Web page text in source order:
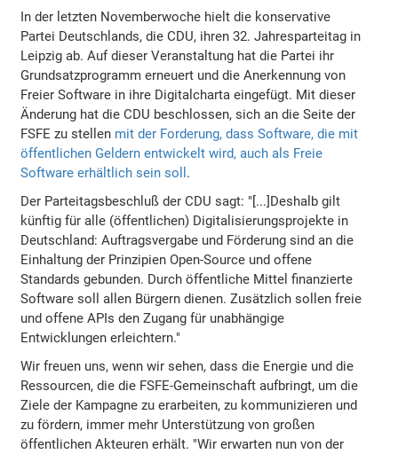
In der letzten Novemberwoche hielt die konservative
Partei Deutschlands, die CDU, ihren 32. Jahresparteitag in
Leipzig ab. Auf dieser Veranstaltung hat die Partei ihr
Grundsatzprogramm erneuert und die Anerkennung von
Freier Software in ihre Digitalcharta eingefügt. Mit dieser
Änderung hat die CDU beschlossen, sich an die Seite der
FSFE zu stellen mit der Forderung, dass Software, die mit
öffentlichen Geldern entwickelt wird, auch als Freie
Software erhältlich sein soll .
Der Parteitagsbeschluß der CDU sagt: "[...]Deshalb gilt
künftig für alle (öffentlichen) Digitalisierungsprojekte in
Deutschland: Auftragsvergabe und Förderung sind an die
Einhaltung der Prinzipien Open-Source und offene
Standards gebunden. Durch öffentliche Mittel finanzierte
Software soll allen Bürgern dienen. Zusätzlich sollen freie
und offene APIs den Zugang für unabhängige
Entwicklungen erleichtern."
Wir freuen uns, wenn wir sehen, dass die Energie und die
Ressourcen, die die FSFE-Gemeinschaft aufbringt, um die
Ziele der Kampagne zu erarbeiten, zu kommunizieren und
zu fördern, immer mehr Unterstützung von großen
öffentlichen Akteuren erhält. "Wir erwarten nun von der